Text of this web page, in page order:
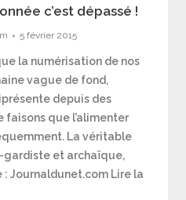
c’est dépassé !
5 février 2015
la numérisation de nos
vague de fond,
depuis des
faisons que l’alimenter
La véritable
gardiste et archaïque,
: Journaldunet.com Lire la